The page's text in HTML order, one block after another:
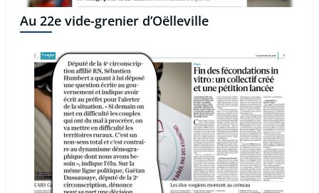
Au 22e vide-grenier d’Oëlleville